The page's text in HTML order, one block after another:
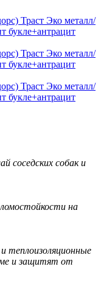
соседских собак и
на
теплоизоляционные
и защитят от